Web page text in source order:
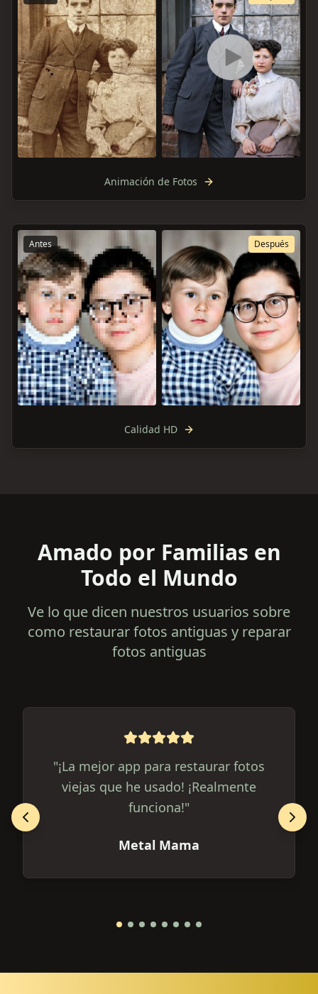
Animación de Fotos
Antes Después
Calidad HD
Amado por Familias en
Todo el Mundo
Ve lo que dicen nuestros usuarios sobre
como restaurar fotos antiguas y reparar
fotos antiguas
"¡La mejor app para restaurar fotos
viejas que he usado! ¡Realmente
funciona!"
Metal Mama